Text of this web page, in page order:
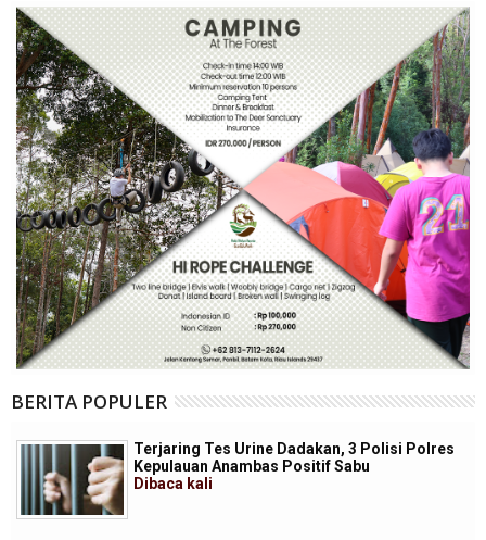
BERITA POPULER
Terjaring Tes Urine Dadakan, 3 Polisi Polres
Kepulauan Anambas Positif Sabu
Dibaca kali